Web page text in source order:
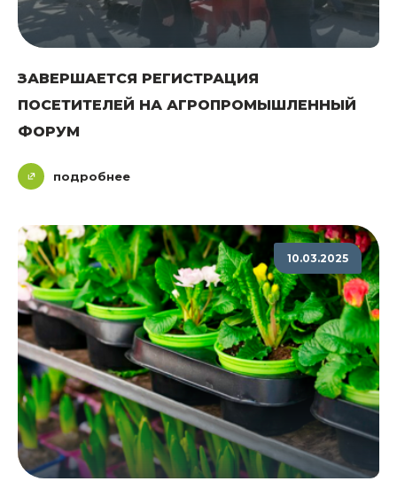
ЗАВЕРШАЕТСЯ РЕГИСТРАЦИЯ
ПОСЕТИТЕЛЕЙ НА АГРОПРОМЫШЛЕННЫЙ
ФОРУМ
подробнее
10.03.2025